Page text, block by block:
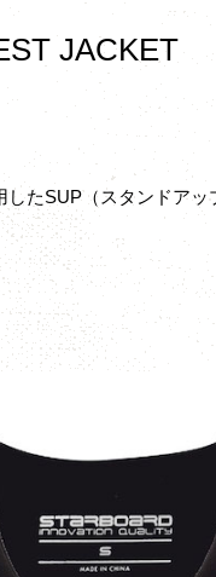
JACKET
たSUP（スタンドア